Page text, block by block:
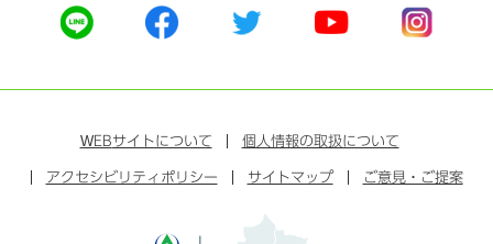
公
式
イ
公
式
ェ
ス
ッ
公
式
イ
タ
公
ー
ュ
ブ
公
式
ン
ラ
WEBサイトについて 個人情報の取扱について
アクセシビリティポリシー サイトマップ ご意見・ご提案